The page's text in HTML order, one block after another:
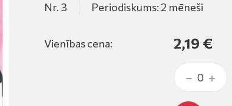
Nr. 3 Periodiskums: 2 mēneši
Vienības cena: 2,19 €